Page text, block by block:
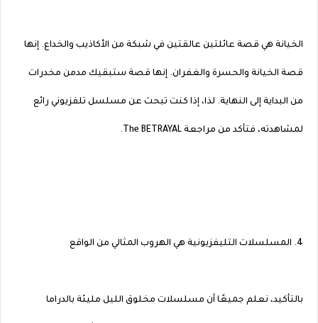
الخيانة هي قصة عائلتين عالقتين في شبكة من الأكاذيب والخداع. إنها
قصة الخيانة والحسرة والغفران. إنها قصة ستبقيك مدمن مخدرات
من البداية إلى النهاية. لذا، إذا كنت تبحث عن مسلسل تلفزيوني رائع
لمشاهدته، فتأكد من مراجعة The BETRAYAL.
4. المسلسلات التليفزيونية هي الهروب المثالي من الواقع
بالتأكيد، نعلم جميعًا أن مسلسلات مخلوق الليل مليئة بالدراما